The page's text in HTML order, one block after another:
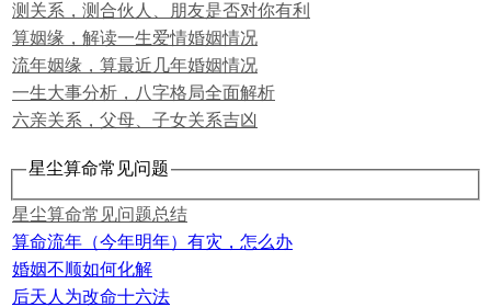
测关系，测合伙人、朋友是否对你有利
算姻缘，解读一生爱情婚姻情况
流年姻缘，算最近几年婚姻情况
一生大事分析，八字格局全面解析
六亲关系，父母、子女关系吉凶
星尘算命常见问题
星尘算命常见问题总结
算命流年（今年明年）有灾，怎么办
婚姻不顺如何化解
后天人为改命十六法